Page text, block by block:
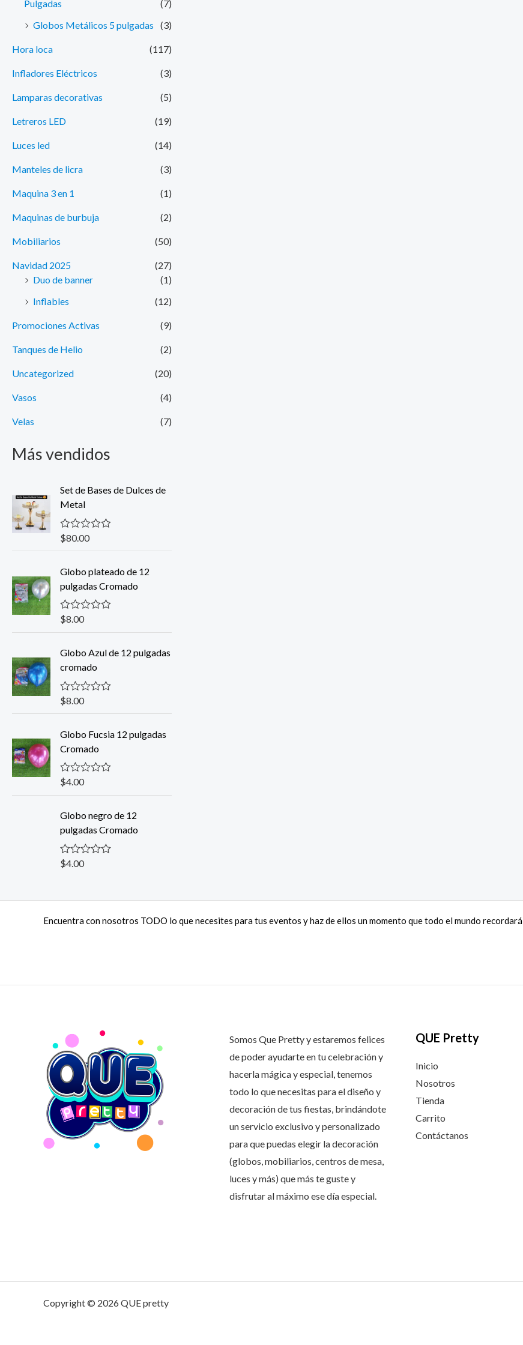
Pulgadas
(7)
Globos Metálicos 5 pulgadas
(3)
Hora loca (117)
Infladores Eléctricos (3)
Lamparas decorativas (5)
Letreros LED (19)
Luces led (14)
Manteles de licra (3)
Maquina 3 en 1 (1)
Maquinas de burbuja (2)
Mobiliarios (50)
Navidad 2025
(27)
Duo de banner
(1)
Inflables
(12)
Promociones Activas (9)
Tanques de Helio (2)
Uncategorized (20)
Vasos (4)
Velas (7)
Más vendidos
Set de Bases de Dulces de
Metal
V
r
a
o
c
o
n
d
5
$80.00
Globo plateado de 12
pulgadas Cromado
V
r
a
o
c
o
n
d
5
$8.00
Globo Azul de 12 pulgadas
cromado
V
r
a
o
c
o
n
d
5
$8.00
Globo Fucsia 12 pulgadas
Cromado
V
r
a
o
c
o
$4.00
Globo negro de 12
pulgadas Cromado
V
r
d
e
$4.00
Encuentra con nosotros TODO lo que necesites para tus eventos y haz de ellos un momento que todo el mundo recordará
Somos Que Pretty y estaremos felices
de poder ayudarte en tu celebración y
hacerla mágica y especial, tenemos
todo lo que necesitas para el diseño y
decoración de tus fiestas, brindándote
un servicio exclusivo y personalizado
para que puedas elegir la decoración
(globos, mobiliarios, centros de mesa,
luces y más) que más te guste y
disfrutar al máximo ese día especial.
QUE Pretty
Inicio
Nosotros
Tienda
Carrito
Contáctanos
Copyright © 2026 QUE pretty